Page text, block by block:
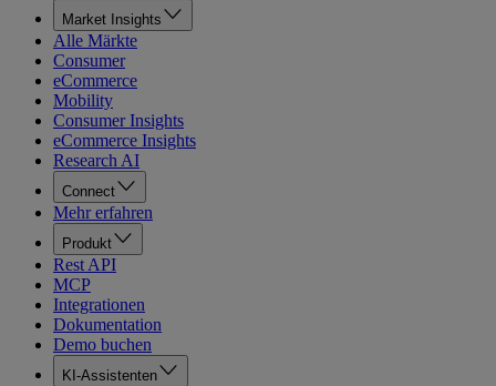
Market Insights
Alle Märkte
Consumer
eCommerce
Mobility
Consumer Insights
eCommerce Insights
Research AI
Connect
Mehr erfahren
Produkt
Rest API
MCP
Integrationen
Dokumentation
Demo buchen
KI-Assistenten